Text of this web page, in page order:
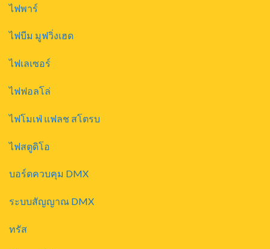
ไฟพาร์
ไฟบีม มูฟวิ่งเฮด
ไฟเลเซอร์
ไฟฟอลโล่
ไฟโมเฟ่ แฟลช สโตรบ
ไฟสตูดิโอ
บอร์ดควบคุม DMX
ระบบสัญญาณ DMX
ทรัส